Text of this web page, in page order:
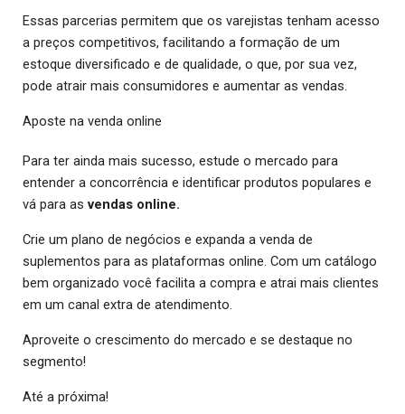
Essas parcerias permitem que os varejistas tenham acesso
a preços competitivos, facilitando a formação de um
estoque diversificado e de qualidade, o que, por sua vez,
pode atrair mais consumidores e aumentar as vendas.
Aposte na venda online
Para ter ainda mais sucesso, estude o mercado para
entender a concorrência e identificar produtos populares e
vá para as vendas online.
Crie um plano de negócios e expanda a venda de
suplementos para as plataformas online. Com um catálogo
bem organizado você facilita a compra e atrai mais clientes
em um canal extra de atendimento.
Aproveite o crescimento do mercado e se destaque no
segmento!
Até a próxima!